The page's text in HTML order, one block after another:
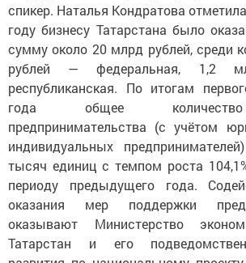
спикер. Наталья Кондратова
году бизнесу Татарстана было
сумму около 20 млрд рублей, среди
рублей — федеральная, 1,2
республиканская. По итогам
года общее
предпринимательства (с учётом
индивидуальных
тысяч единиц с темпом роста
периоду предыдущего года.
оказания мер поддержки
оказывают Министерство
Татарстан и его